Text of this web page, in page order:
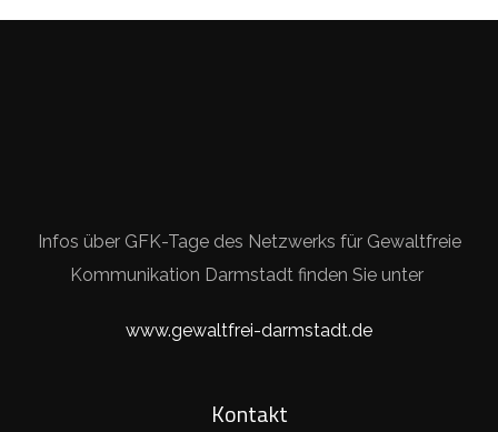
Infos über GFK-Tage des Netzwerks für Gewaltfreie
Kommunikation Darmstadt finden Sie unter
www.gewaltfrei-darmstadt.de
Kontakt